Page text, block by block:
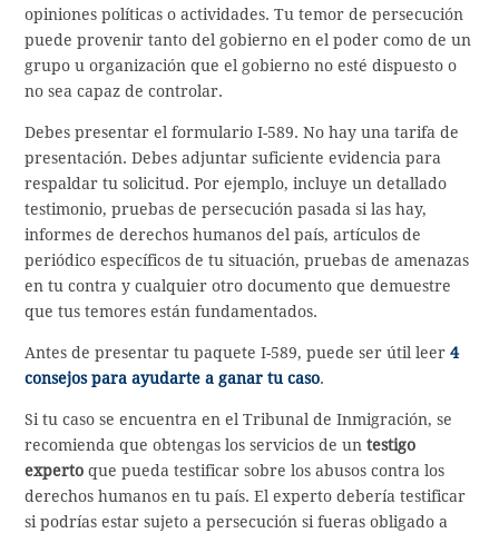
opiniones políticas o actividades. Tu temor de persecución
puede provenir tanto del gobierno en el poder como de un
grupo u organización que el gobierno no esté dispuesto o
no sea capaz de controlar.
Debes presentar el formulario I-589. No hay una tarifa de
presentación. Debes adjuntar suficiente evidencia para
respaldar tu solicitud. Por ejemplo, incluye un detallado
testimonio, pruebas de persecución pasada si las hay,
informes de derechos humanos del país, artículos de
periódico específicos de tu situación, pruebas de amenazas
en tu contra y cualquier otro documento que demuestre
que tus temores están fundamentados.
Antes de presentar tu paquete I-589, puede ser útil leer4
consejos para ayudarte a ganar tu caso.
Si tu caso se encuentra en el Tribunal de Inmigración, se
recomienda que obtengas los servicios de untestigo
experto que pueda testificar sobre los abusos contra los
derechos humanos en tu país. El experto debería testificar
si podrías estar sujeto a persecución si fueras obligado a